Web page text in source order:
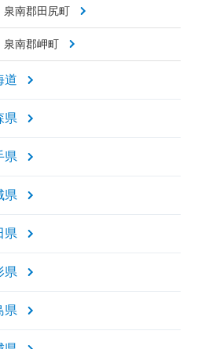
泉南郡田尻町
泉南郡岬町
道
県
県
県
県
県
県